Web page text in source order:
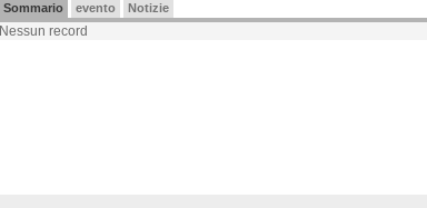
Sommario evento Notizie
Nessun record